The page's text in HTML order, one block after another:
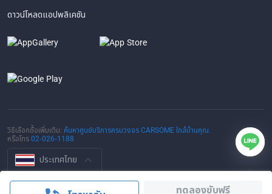
ทดลองขับฟรี
AutoFun
One2Car
AutoSpinn
CarTimes
ดาวน์โหลดแอปพลิเคชัน
วิธีเลือกซื้อเพิ่มเติม: ค้นหาศูนย์บริการครบวงจร CARSOME ใกล้บ้านคุณ.
หรือโทร02-026-1188
ประเทศไทย
© 2016-2025 CARSOME (THAILAND) CO., LTD.(105559096112) สงวน